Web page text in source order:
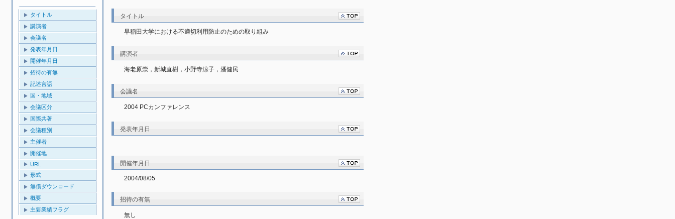
タイトル
講演者
会議名
発表年月日
開催年月日
招待の有無
記述言語
国・地域
会議区分
国際共著
会議種別
主催者
開催地
URL
形式
無償ダウンロード
概要
主要業績フラグ
タイトル
早稲田大学における不適切利用防止のための取り組み
講演者
海老原崇，新城直樹，小野寺涼子，潘健民
会議名
2004 PCカンファレンス
発表年月日
開催年月日
2004/08/05
招待の有無
無し